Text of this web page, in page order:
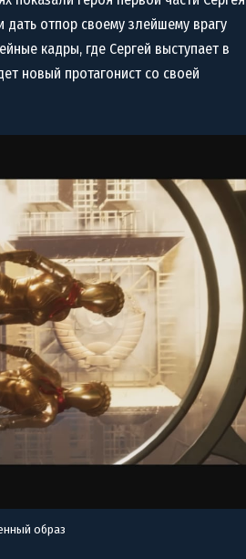
дать отпор своему злейшему врагу
кадры, где Сергей выступает в
новый протагонист со своей
образ